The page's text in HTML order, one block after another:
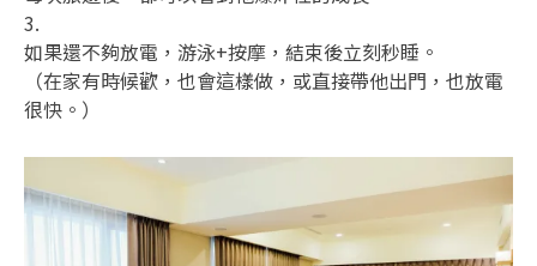
3.
如果還不夠放電，游泳+按摩，結束後立刻秒睡。
（在家有時候歡，也會這樣做，或直接帶他出門，也放電
很快。）